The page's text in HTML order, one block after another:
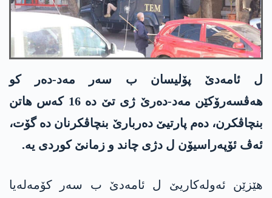
ل ئامه‌دێ پۆلیسان ب سەر مەد-دەر کو
هەڤسەرۆکێن مەد-دەرێ ژی تێ دە 16 کەس هاتن
بنچاڤکرن، دەم پارتیێ دەربارێ بنچاڤکرنان دە گۆت،
ئەڤ ئۆپەراسیۆن ل دژی چاند و زمانێ کوردی یە.
هێزێن ئەولەکاریێ ل ئامه‌دێ ب سەر کۆمەلەیا